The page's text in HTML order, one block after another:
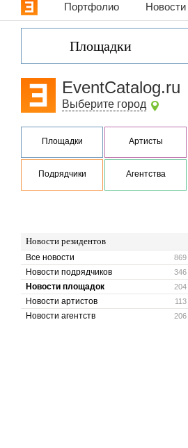
Портфолио Новости
Площадки
EventCatalog.ru
Выберите город
Площадки Артисты
Подрядчики Агентства
Новости резидентов
869
Все новости
346
Новости подрядчиков
204
Новости площадок
113
Новости артистов
206
Новости агентств